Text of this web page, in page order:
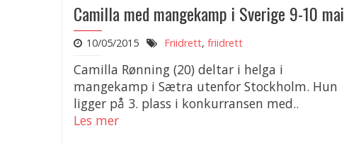
Camilla med mangekamp i Sverige 9-10 mai
10/05/2015 Friidrett, friidrett
Camilla Rønning (20) deltar i helga i
mangekamp i Sætra utenfor Stockholm. Hun
ligger på 3. plass i konkurransen med..
Les mer